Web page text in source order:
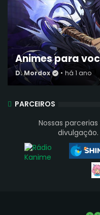
Animes para
D. Mordox • há 1 ano
PARCEIROS
Nossas